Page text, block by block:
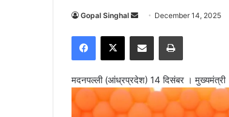
Gopal Singhal
n
d
n
e
December 14, 2025
मदनपल्ली (आंध्रप्रदेश) 14 दिसंबर । मुख्यमंत्री